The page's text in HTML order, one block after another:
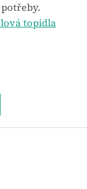
topidla